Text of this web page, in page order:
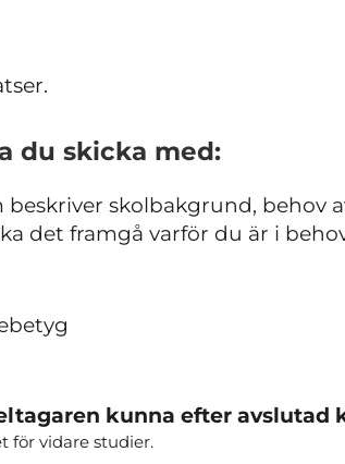
du skicka med:
beskriver skolbakgrund, behov
det framgå varför du är i
kunna efter avslutad
för vidare studier.